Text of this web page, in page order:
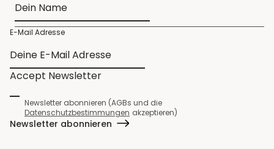
E-Mail Adresse
Accept Newsletter
Newsletter abonnieren (AGBs und die
Datenschutzbestimmungen akzeptieren)
Newsletter abonnieren